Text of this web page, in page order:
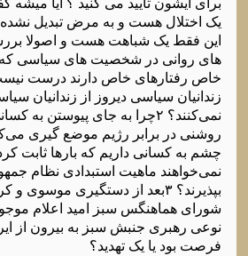
یک اختلال هست و به مرض تبدیل نشده
این فقط یک شباهت هست و اصولا
های روانی در شخصیت های سیاسی
زندانیان سیاسی دیروز از زندانیان
نمی‌کنند؟ ۲چرا به جای پیوستن به
روشنی در برابر رژیم موضع گیری
چشم به کسانی داریم که بارها ثابت
نمی‌خواهند ماهیت استبدادی نظام
بپذیرند؟ ۳بعد از دستگیری موسوی
شورای هماهنگس سبز امید اعلام
نوعی رهبری جنبش سبز به بیرون از
فرصت بود یا یک تهدید؟